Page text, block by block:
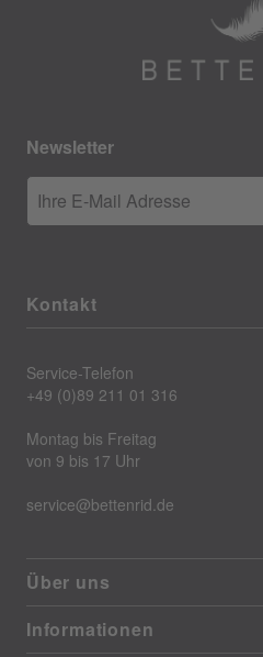
Newsletter
Ihre E-Mail Adresse
Kontakt
Service-Telefon
+49 (0)89 211 01 316
Montag bis Freitag
von 9 bis 17 Uhr
service@bettenrid.de
Über uns
Informationen